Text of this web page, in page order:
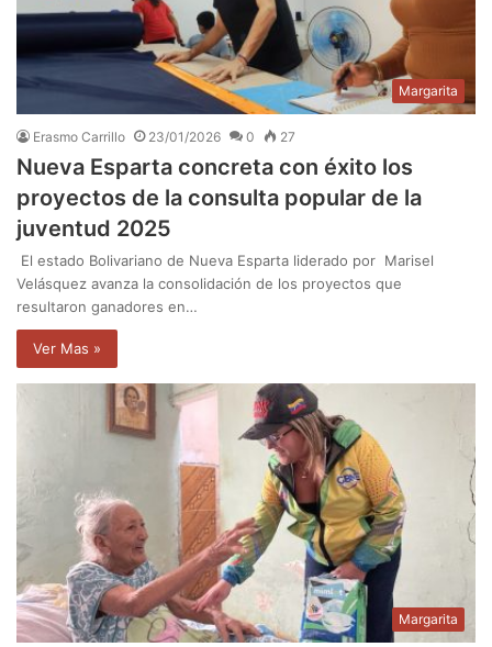
Margarita
Erasmo Carrillo 23/01/2026 0 27
Nueva Esparta concreta con éxito los
proyectos de la consulta popular de la
juventud 2025
El estado Bolivariano de Nueva Esparta liderado por Marisel
Velásquez avanza la consolidación de los proyectos que
resultaron ganadores en…
Ver Mas »
Margarita